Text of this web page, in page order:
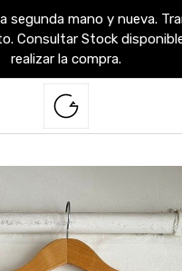
segunda mano y nueva.
Consultar Stock
realizar la compra.